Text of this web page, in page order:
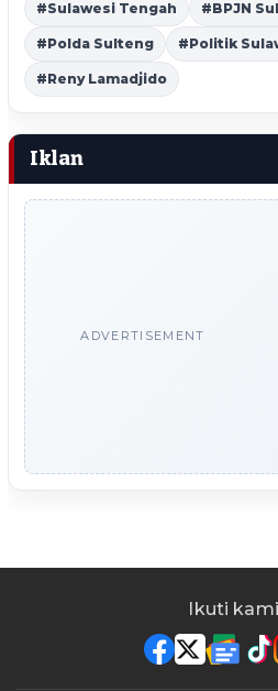
#Sulawesi Tengah #BPJN
#Polda Sulteng #Politik
#Reny Lamadjido
Iklan
ADVERTISEMENT
Ikuti